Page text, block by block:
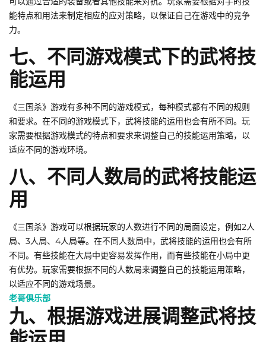
能特点和用法来制定相应的应对策略，以保证自己在游戏中的竞争
力。
七、不同游戏模式下的武将技
能运用
《三国杀》游戏有多种不同的游戏模式，每种模式都有不同的规则
和要求。在不同的游戏模式下，武将技能的运用也会有所不同。玩
家需要根据游戏模式的特点和要求来调整自己的技能运用策略，以
适应不同的游戏环境。
八、不同人数局的武将技能运
用
《三国杀》游戏可以根据玩家的人数进行不同的局面设定，例如2人
局、3人局、4人局等。在不同人数局中，武将技能的运用也会有所
不同。有些技能在大局中更容易发挥作用，而有些技能在小局中更
有优势。玩家需要根据不同的人数局来调整自己的技能运用策略，
以适应不同的游戏场景。
老哥俱乐部
九、根据游戏进展调整武将技